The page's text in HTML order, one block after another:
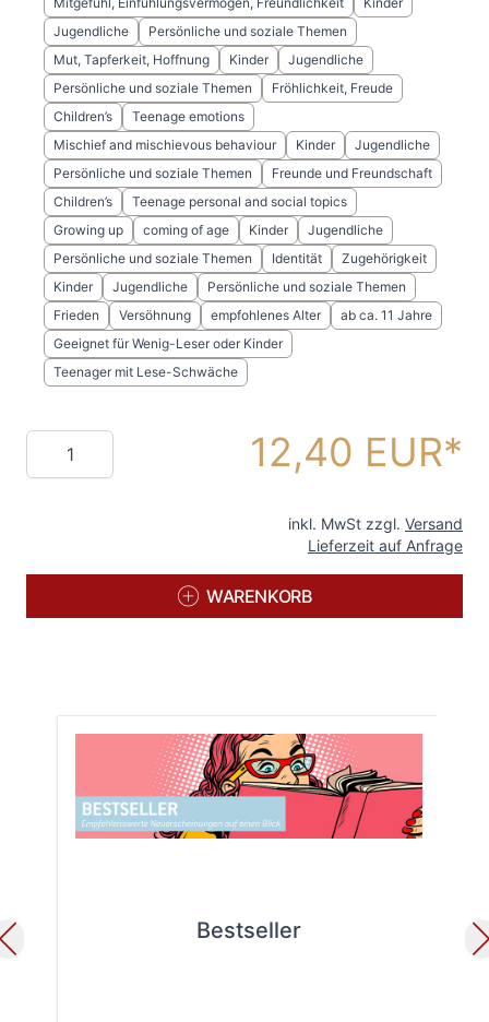
Jugendliche
Persönliche und soziale Themen
Mut, Tapferkeit, Hoffnung
Kinder
Jugendliche
Persönliche und soziale Themen
Fröhlichkeit, Freude
Children’s
Teenage emotions
Mischief and mischievous behaviour
Kinder
Jugendliche
Persönliche und soziale Themen
Freunde und Freundschaft
Children’s
Teenage personal and social topics
Growing up
coming of age Kinder
Jugendliche
Persönliche und soziale Themen
Identität
Zugehörigkeit
Kinder
Jugendliche
Persönliche und soziale Themen
Frieden
Versöhnung empfohlenes Alter
ab ca. 11 Jahre
Geeignet für Wenig-Leser oder Kinder
Teenager mit Lese-Schwäche
Menge 12,40 EUR
inkl. MwSt zzgl. Versand
Lieferzeit auf Anfrage
WARENKORB
Bestseller